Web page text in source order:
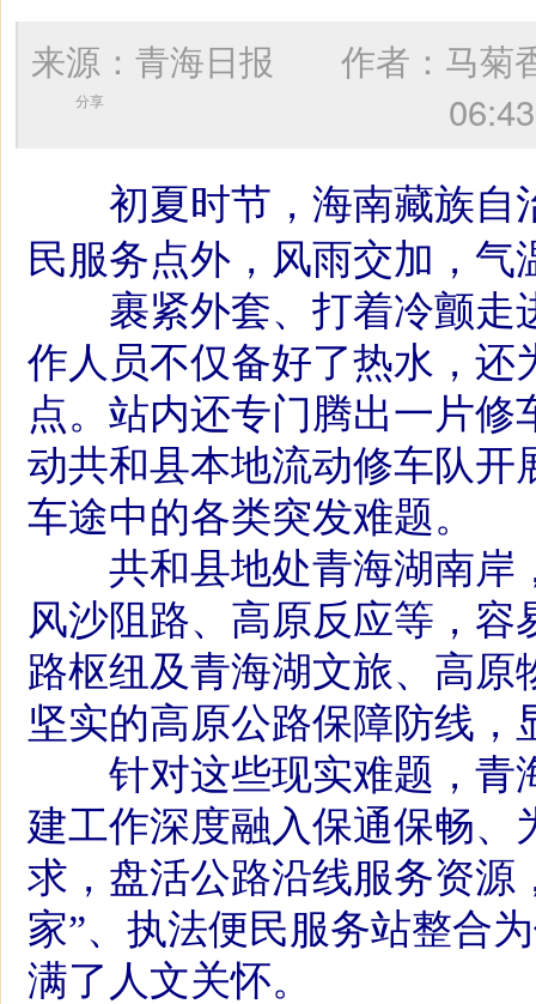
来源：青海日报 作者： 马菊
分享
初夏时节，海南藏族自
民服务点外，风雨交加，气
裹紧外套、打着冷颤走
作人员不仅备好了热水，还
点。站内还专门腾出一片
动共和县本地流动修车队开
车途中的各类突发难题。
共和县地处青海湖南岸
风沙阻路、高原反应等，
路枢纽及青海湖文旅、高
坚实的高原公路保障防线，
针对这些现实难题，青
建工作深度融入保通保畅
求，盘活公路沿线服务资源
家”、执法便民服务站整合
满了人文关怀。